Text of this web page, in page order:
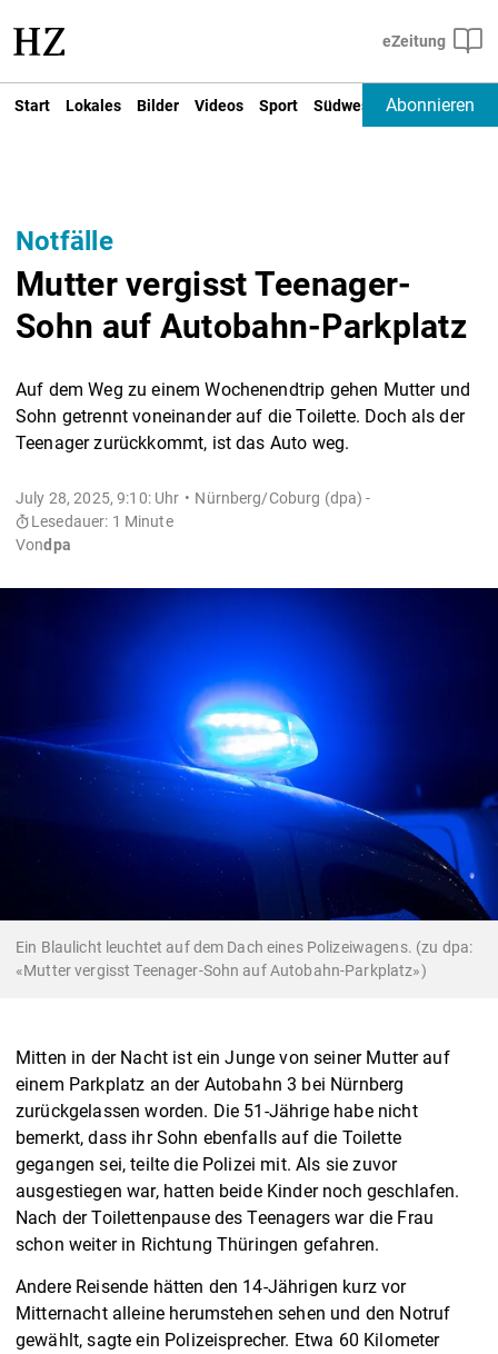
Start Lokales Bilder Videos Sport Südwest Deutschland
Abonnieren
Notfälle
Mutter vergisst Teenager-
Sohn auf Autobahn-Parkplatz
Auf dem Weg zu einem Wochenendtrip gehen Mutter und
Sohn getrennt voneinander auf die Toilette. Doch als der
Teenager zurückkommt, ist das Auto weg.
July 28, 2025, 9:10: Uhr
Nürnberg/Coburg (dpa) -
Lesedauer: 1 Minute
Vondpa
Ein Blaulicht leuchtet auf dem Dach eines Polizeiwagens. (zu dpa:
«Mutter vergisst Teenager-Sohn auf Autobahn-Parkplatz»)
Mitten in der Nacht ist ein Junge von seiner Mutter auf
einem Parkplatz an der Autobahn 3 bei Nürnberg
zurückgelassen worden. Die 51-Jährige habe nicht
bemerkt, dass ihr Sohn ebenfalls auf die Toilette
gegangen sei, teilte die Polizei mit. Als sie zuvor
ausgestiegen war, hatten beide Kinder noch geschlafen.
Nach der Toilettenpause des Teenagers war die Frau
schon weiter in Richtung Thüringen gefahren.
Andere Reisende hätten den 14-Jährigen kurz vor
Mitternacht alleine herumstehen sehen und den Notruf
gewählt, sagte ein Polizeisprecher. Etwa 60 Kilometer